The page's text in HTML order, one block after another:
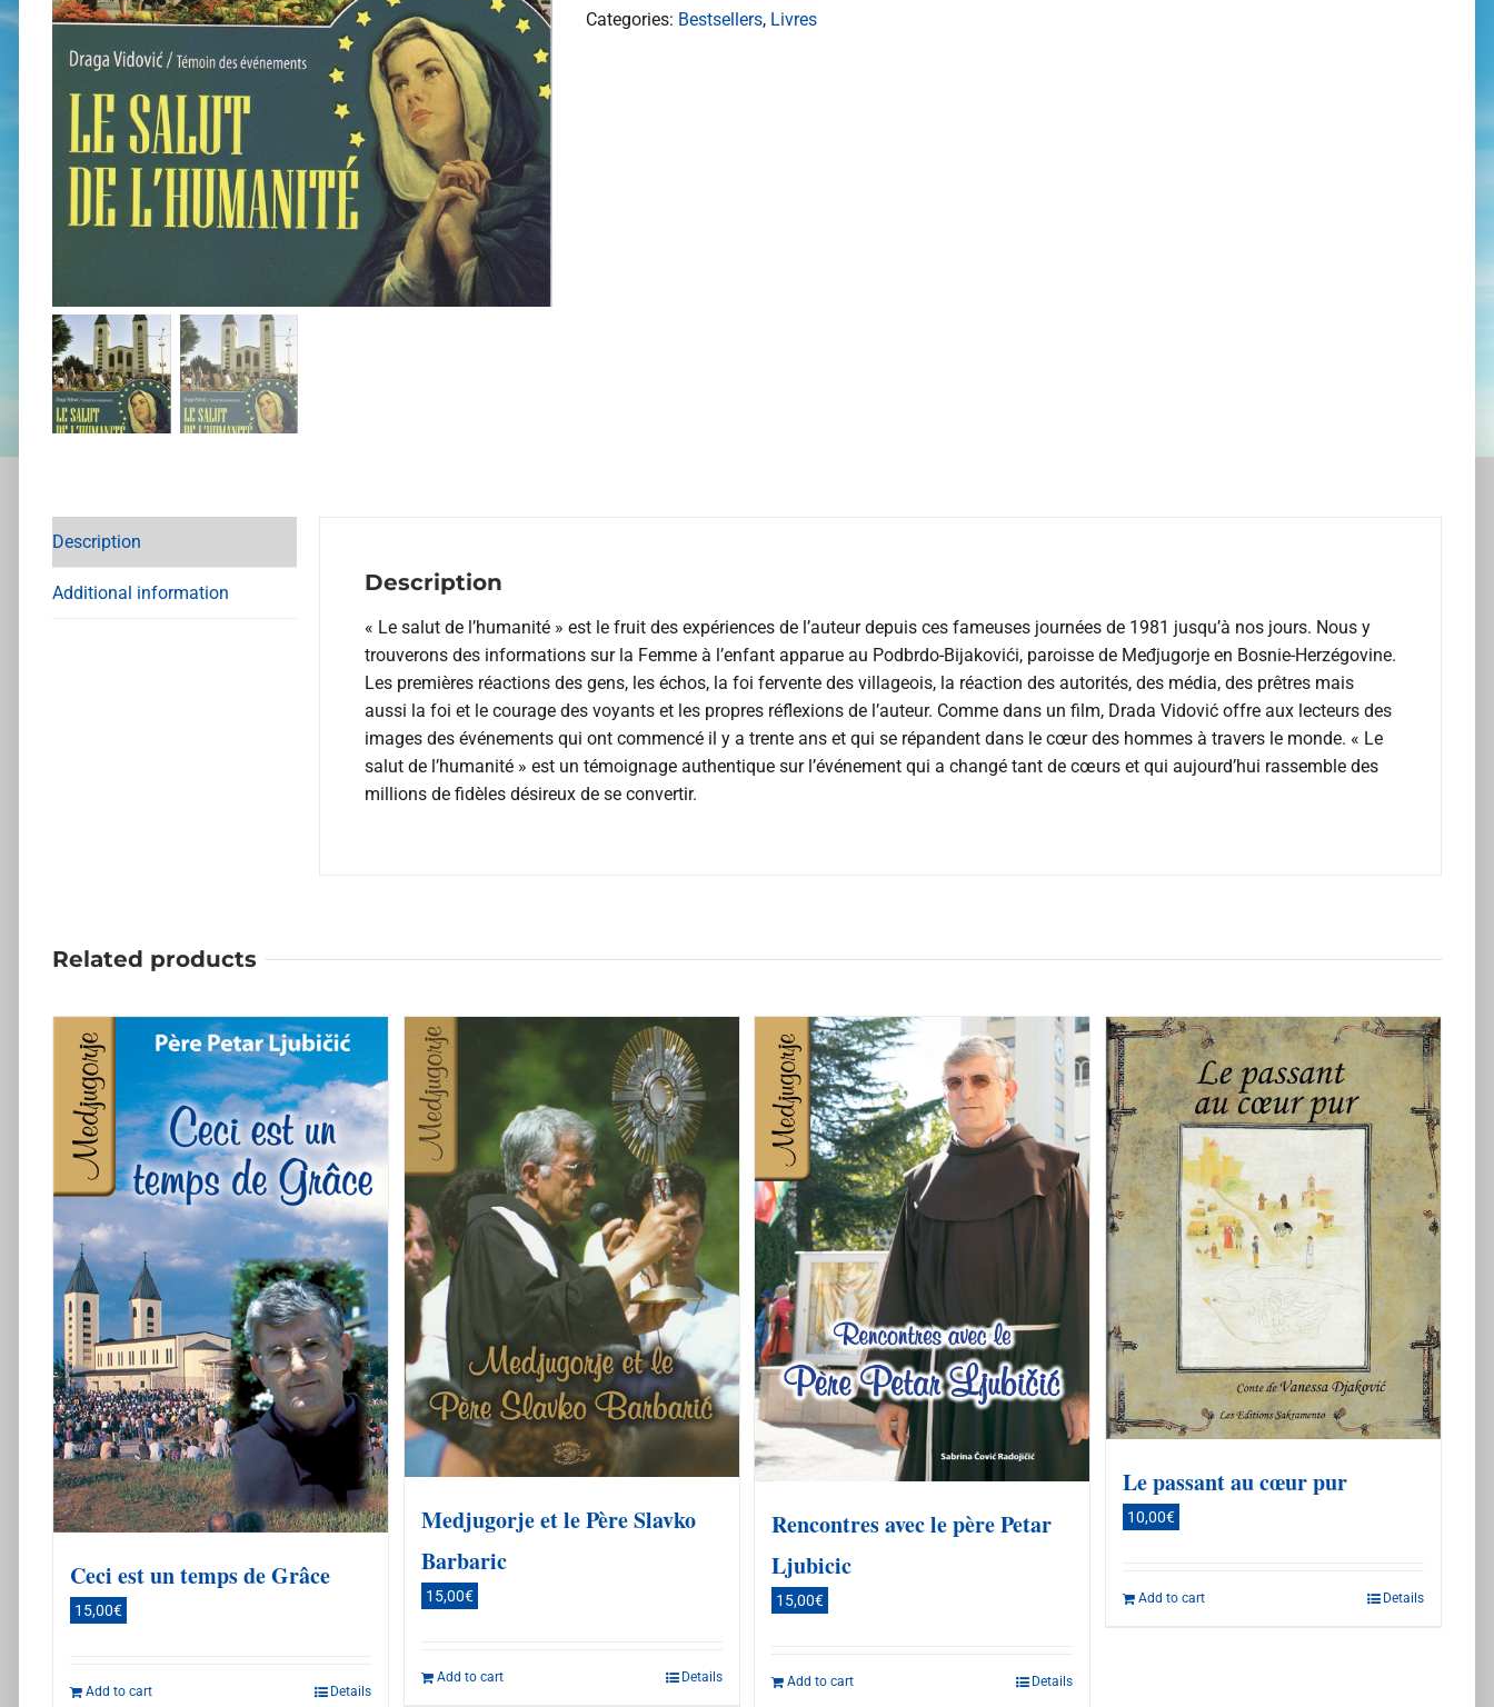
quantity
Categories: Bestsellers, Livres
Description
Additional information Description
« Le salut de l’humanité » est le fruit des expériences de l’auteur depuis ces fameuses journées de 1981 jusqu’à nos jours. Nous y
trouverons des informations sur la Femme à l’enfant apparue au Podbrdo-Bijakovići, paroisse de Međjugorje en Bosnie-Herzégovine.
Les premières réactions des gens, les échos, la foi fervente des villageois, la réaction des autorités, des média, des prêtres mais
aussi la foi et le courage des voyants et les propres réflexions de l’auteur. Comme dans un film, Drada Vidović offre aux lecteurs des
images des événements qui ont commencé il y a trente ans et qui se répandent dans le cœur des hommes à travers le monde. « Le
salut de l’humanité » est un témoignage authentique sur l’événement qui a changé tant de cœurs et qui aujourd’hui rassemble des
millions de fidèles désireux de se convertir.
Related products
Ceci est un temps de Grâce
15,00€
Add to cart Details
Medjugorje et le Père Slavko
Barbaric
15,00€
Add to cart Details
Rencontres avec le père Petar
Ljubicic
15,00€
Add to cart Details
Le passant au cœur pur
10,00€
Add to cart Details